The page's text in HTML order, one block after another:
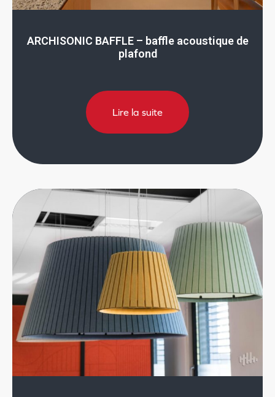
ARCHISONIC BAFFLE – baffle acoustique de
plafond
Lire la suite